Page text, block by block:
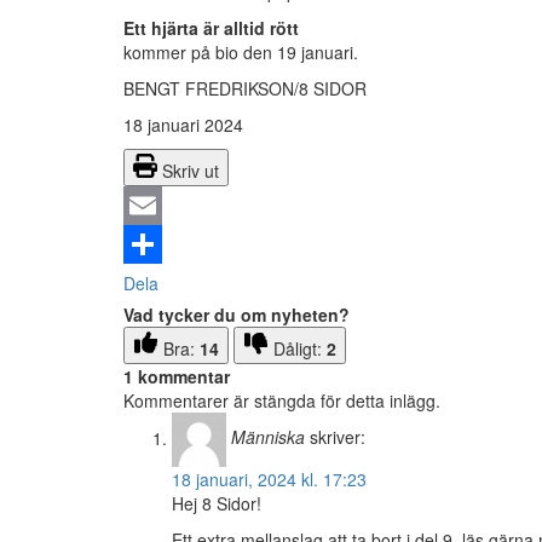
Ett hjärta är alltid rött
kommer på bio den 19 januari.
BENGT FREDRIKSON/8 SIDOR
18 januari 2024
Skriv ut
Email
Dela
Vad tycker du om nyheten?
Bra: 14 Dåligt: 2
1 kommentar
Kommentarer är stängda för detta inlägg.
Människa skriver:
18 januari, 2024 kl. 17:23
Hej 8 Sidor!